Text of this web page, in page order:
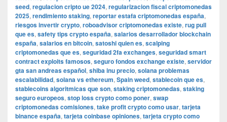
seed, regulacion cripto ue 2024, regularizacion fiscal criptomonedas
2025, rendimiento staking, reportar estafa criptomonedas españa,
riesgos invertir crypto, roboadvisor criptomonedas existe, rug pull
que es, safety tips crypto españa, salarios desarrollador blockchain
españa, salarios en bitcoin, satoshi quien es, scalping
criptomonedas que es, seguridad 2fa exchanges, seguridad smart
contract exploits famosos, seguro fondos exchange existe, servidor
gta san andreas español, shiba inu precio, solana problemas
escalabilidad, solana vs ethereum, Spain weed, stablecoin que es,
stablecoins algoritmicas que son, staking criptomonedas, staking
seguro europeos, stop loss crypto como poner, swap
criptomonedas comisiones, take profit crypto como usar, tarjeta
binance españa, tarjeta coinbase opiniones, tarjeta crypto como